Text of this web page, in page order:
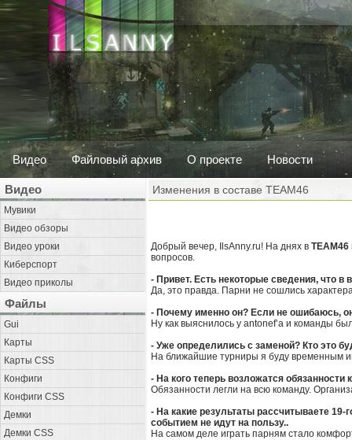
Видео Файловый архив О проекте Новости
Видео
Мувики
Видео обзоры
Видео уроки
Киберспорт
Видео приколы
Файлы
Gui
Карты
Карты CSS
Конфиги
Конфиги CSS
Демки
Демки CSS
Изменения в составе TEAM46
Добрый вечер, IlsAnny.ru! На днях в TEAM46
вопросов.
- Привет. Есть некоторые сведения, что
Да, это правда. Парни не сошлись
- Почему именно он? Если не ошибаюсь,
Ну как выяснилось у antonef’a и команды
- Уже определились с заменой? Кто это
На ближайшие турниры я буду временным
- На кого теперь возложатся обязанности
Обязанности легли на всю команду.
- На какие результаты рассчитываете
событием не идут на пользу..
На самом деле играть парням стало